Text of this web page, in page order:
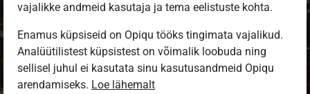
Sisene Opiqusse
Vali, kuidas end tuvastada
vajalikke andmeid kasutaja ja tema eelistuste kohta.
Enamus küpsiseid on Opiqu tööks tingimata vajalikud.
Analüütilistest küpsistest on võimalik loobuda ning
sellisel juhul ei kasutata sinu kasutusandmeid Opiqu
arendamiseks. Loe lähemalt